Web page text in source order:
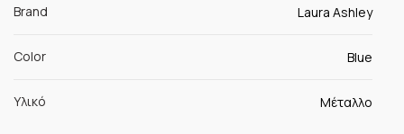
Brand Laura Ashley
Color Blue
Υλικό Μέταλλο